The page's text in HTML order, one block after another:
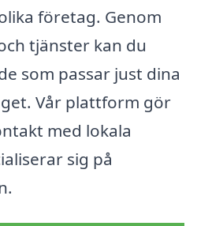
företag. Genom
tjänster kan du
som passar just dina
Vår plattform gör
med lokala
sig på